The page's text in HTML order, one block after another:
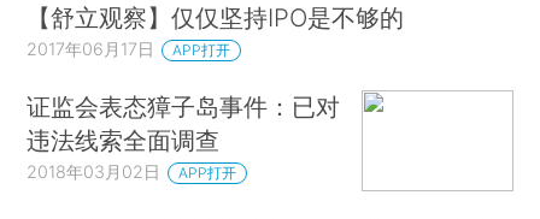
【舒立观察】仅仅坚持IPO是不够的
2017年06月17日 APP打开
证监会表态獐子岛事件：已对
违法线索全面调查
2018年03月02日 APP打开